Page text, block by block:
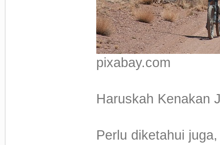
pixabay.com
Haruskah Kenakan
Perlu diketahui